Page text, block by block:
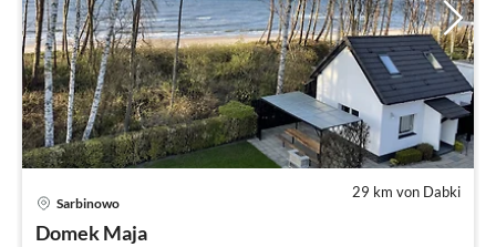
29 km von Dabki
Sarbinowo
Domek Maja